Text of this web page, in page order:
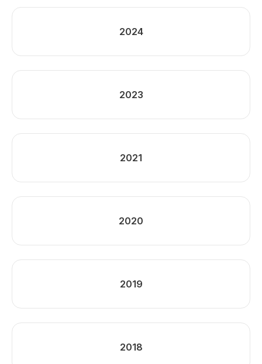
2024
2023
2021
2020
2019
2018